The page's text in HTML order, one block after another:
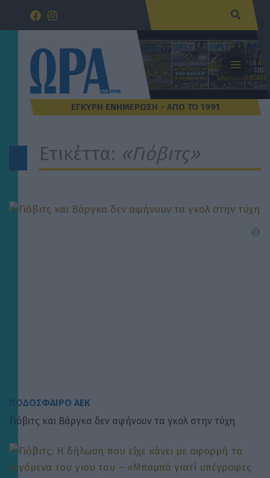
Μετάβαση
Ετικέττα: «Γιόβιτς»
ΠΟΔΟΣΦΑΙΡΟ ΑΕΚ
Γιόβιτς και Βάργκα δεν αφήνουν τα γκολ στην τύχη